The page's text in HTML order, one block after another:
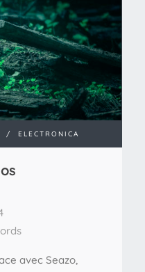
/ ELECTRONICA
avec Seazo,